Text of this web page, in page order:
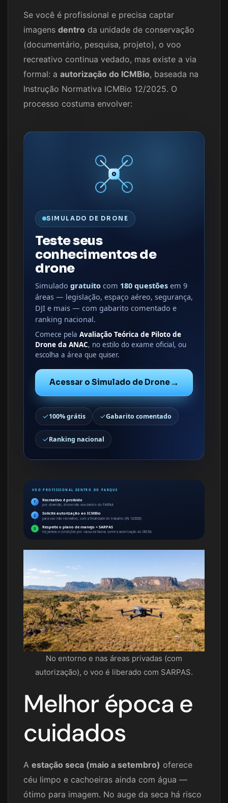
Se você é profissional e precisa captar
imagens dentro da unidade de conservação
(documentário, pesquisa, projeto), o voo
recreativo continua vedado, mas existe a via
formal: a autorização do ICMBio, baseada na
Instrução Normativa ICMBio 12/2025. O
processo costuma envolver:
SIMULADO DE DRONE
Teste seus
conhecimentos de
drone
Simulado gratuito com 180 questões em 9
áreas — legislação, espaço aéreo, segurança,
DJI e mais — com gabarito comentado e
ranking nacional.
Comece pela Avaliação Teórica de Piloto de
Drone da ANAC, no estilo do exame oficial, ou
escolha a área que quiser.
Acessar o Simulado de Drone→
100% grátis Gabarito comentado
Ranking nacional
VOO PROFISSIONAL DENTRO DO PARQUE
1 Recreativo é proibido
por diversão, drone não voa dentro do PARNA
2 Solicite autorização ao ICMBio
para uso não recreativo, com a finalidade do trabalho (IN 12/2025)
3 Respeite o plano de manejo + SARPAS
há janelas e condições por causa da fauna; some a autorização do DECEA
No entorno e nas áreas privadas (com
autorização), o voo é liberado com SARPAS.
Melhor época e
cuidados
A estação seca (maio a setembro) oferece
céu limpo e cachoeiras ainda com água —
ótimo para imagem. No auge da seca há risco